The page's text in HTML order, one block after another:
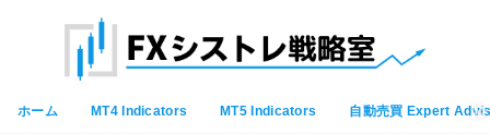
ホーム MT4 Indicators MT5 Indicators 自動売買 Expert